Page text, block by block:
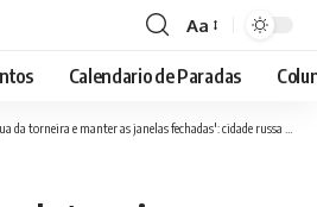
Font
Resizer
Aa
Calendario de Paradas
e manter as janelas fechadas': cidade russa está em emergência após ataque a refinaria